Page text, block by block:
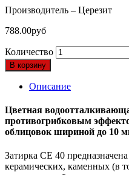
Производитель – Церезит
788.00руб
Количество
В корзину
Описание
Цветная
противогрибковым
облицовок шириной до 10
Затирка CE 40
керамических, каменных (в